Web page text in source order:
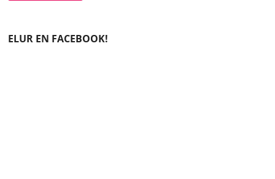
ELUR EN FACEBOOK!